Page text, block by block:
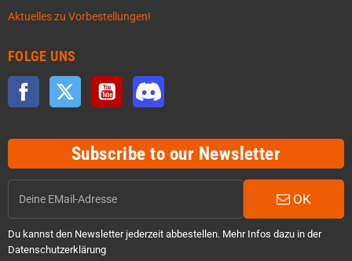
Aktuelles zu Vorbestellungen!
FOLGE UNS
Facebook Twitter YouTube
Subscribe to our Newsletter
OK
Du kannst den Newsletter jederzeit abbestellen. Mehr Infos dazu in der
Datenschutzerklärung